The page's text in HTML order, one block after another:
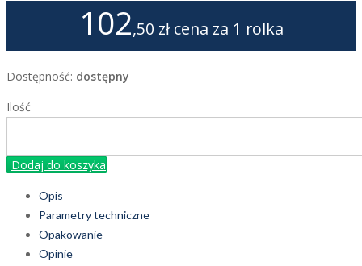
102,50 zł cena za 1 rolka
Dostępność: dostępny
Ilość
Dodaj do koszyka
Opis
Parametry techniczne
Opakowanie
Opinie